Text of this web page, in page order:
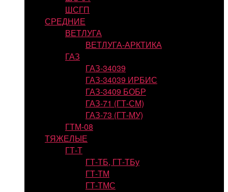
ШСГП
СРЕДНИЕ
ВЕТЛУГА
ВЕТЛУГА-АРКТИКА
ГАЗ
ГАЗ-34039
ГАЗ-34039 ИРБИС
ГАЗ-3409 БОБР
ГАЗ-71 (ГТ-СМ)
ГАЗ-73 (ГТ-МУ)
ГТМ-08
ТЯЖЕЛЫЕ
ГТ-Т
ГТ-ТБ, ГТ-ТБу
ГТ-ТМ
ГТ-ТМС